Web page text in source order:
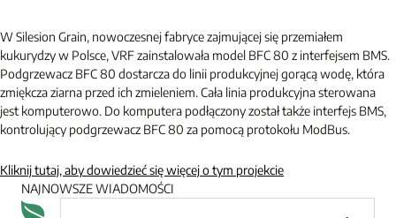
W Silesion Grain, nowoczesnej fabryce zajmującej się przemiałem
kukurydzy w Polsce, VRF zainstalowała model BFC 80 z interfejsem BMS.
Podgrzewacz BFC 80 dostarcza do linii produkcyjnej gorącą wodę, która
zmiękcza ziarna przed ich zmieleniem. Cała linia produkcyjna sterowana
jest komputerowo. Do komputera podłączony został także interfejs BMS,
kontrolujący podgrzewacz BFC 80 za pomocą protokołu ModBus.
Kliknij tutaj, aby dowiedzieć się więcej o tym projekcie
NAJNOWSZE WIADOMOŚCI